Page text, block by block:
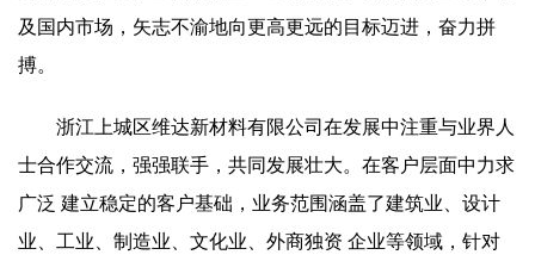
及国内市场，矢志不渝地向更高更远的目标迈进，奋力拼
搏。
浙江上城区维达新材料有限公司在发展中注重与业界人
士合作交流，强强联手，共同发展壮大。在客户层面中力求
广泛 建立稳定的客户基础，业务范围涵盖了建筑业、设计
业、工业、制造业、文化业、外商独资 企业等领域，针对